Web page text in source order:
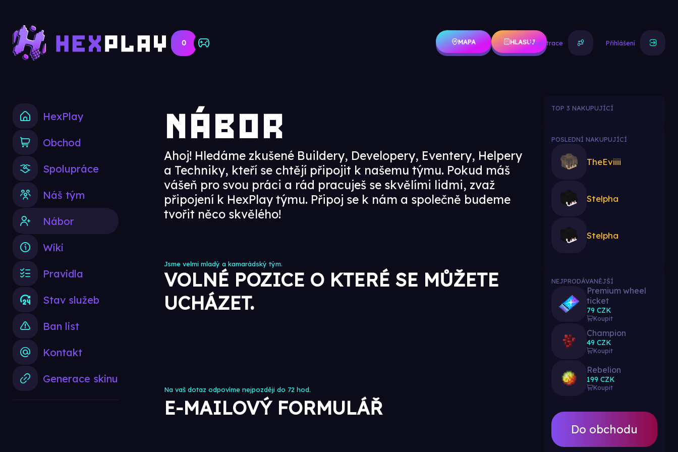
0
HexPlay
Obchod
Spolupráce
Náš tým
Nábor
Wiki
Pravidla
Stav služeb
Ban list
Kontakt
Generace skinu
MAPA HLASUJ
Nábor
Ahoj! Hledáme zkušené Buildery, Developery, Eventery, Helpery
a Techniky, kteří se chtějí připojit k našemu týmu. Pokud máš
vášeň pro svou práci a rád pracuješ se skvělími lidmi, zvaž
připojení k HexPlay týmu. Připoj se k nám a společně budeme
tvořit něco skvělého!
Jsme velmi mladý a kamarádský tým.
VOLNÉ POZICE O KTERÉ SE MŮŽETE
UCHÁZET.
Na vaš dotaz odpovíme nejpozději do 72 hod.
E-MAILOVÝ FORMULÁŘ
Registrace Přihlášení
TOP 3 NAKUPUJÍCÍ
POSLEDNÍ NAKUPUJÍCÍ
TheEviiii
Stelpha
Stelpha
NEJPRODÁVANĚJŠÍ
Premium wheel
ticket
79 CZK
Koupit
Champion
49 CZK
Koupit
Rebelion
199 CZK
Koupit
Do obchodu